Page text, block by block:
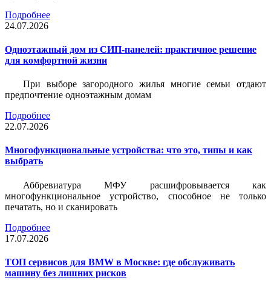
Подробнее
24.07.2026
Одноэтажный дом из СИП-панелей: практичное решение
для комфортной жизни
При выборе загородного жилья многие семьи отдают
предпочтение одноэтажным домам
Подробнее
22.07.2026
Многофункциональные устройства: что это, типы и как
выбрать
Аббревиатура МФУ расшифровывается как
многофункциональное устройство, способное не только
печатать, но и сканировать
Подробнее
17.07.2026
ТОП сервисов для BMW в Москве: где обслуживать
машину без лишних рисков